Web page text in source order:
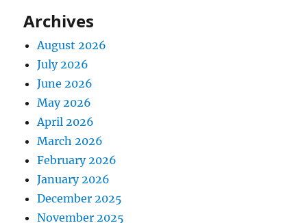
Archives
August 2026
July 2026
June 2026
May 2026
April 2026
March 2026
February 2026
January 2026
December 2025
November 2025